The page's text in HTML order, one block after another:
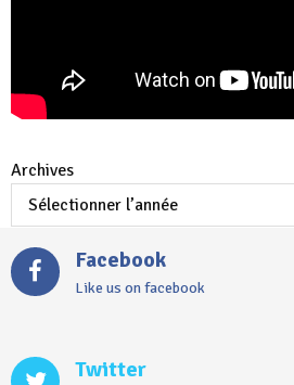
Archives
Facebook
Like us on facebook
Twitter